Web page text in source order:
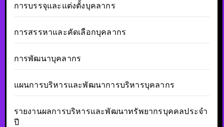
การบรรจุและแต่งตั้งบุคลากร
การสรรหาและคัดเลือกบุคลากร
การพัฒนาบุคลากร
แผนการบริหารและพัฒนาการบริหารบุคลากร
รายงานผลการบริหารและพัฒนาทรัพยากรบุคคลประจำ
ปี